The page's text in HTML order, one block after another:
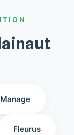
Manage
Fleurus